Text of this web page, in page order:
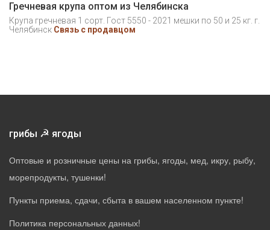
Гречневая крупа оптом из Челябинска
Крупа гречневая 1 сорт. Гост 5550 - 2021 мешки по 50 и 25 кг. г.
Челябинск Связь с продавцом
грибы ☭ ягоды
Оптовые и розничные цены на грибы, ягоды, мед, икру, рыбу,
морепродукты, тушенки!
Пункты приема, сдачи, сбыта в вашем населенном пункте!
Политика персональных данных!